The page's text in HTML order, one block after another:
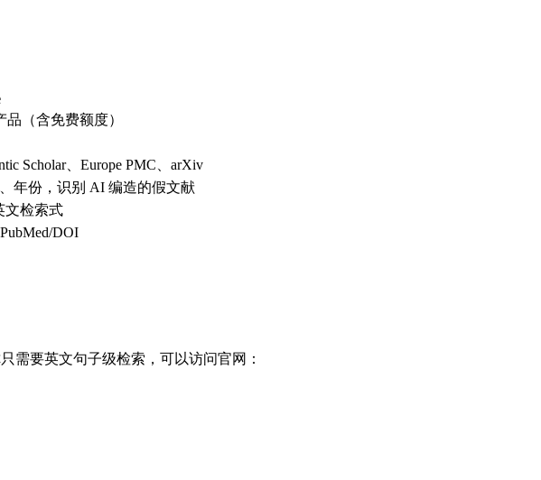
（含免费额度）
Scholar、Europe PMC、arXiv
年份，识别 AI 编造的假文献
文检索式
DOI
需要英文句子级检索，可以访问官网：